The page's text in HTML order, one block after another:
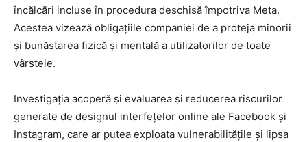
încălcări incluse în procedura deschisă împotriva Meta.
Acestea vizează obligațiile companiei de a proteja minorii
și bunăstarea fizică și mentală a utilizatorilor de toate
vârstele.
Investigația acoperă și evaluarea și reducerea riscurilor
generate de designul interfețelor online ale Facebook și
Instagram, care ar putea exploata vulnerabilitățile și lipsa